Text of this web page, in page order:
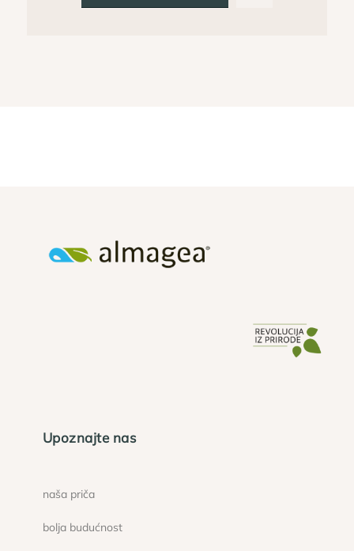
Upoznajte nas
naša priča
bolja budućnost